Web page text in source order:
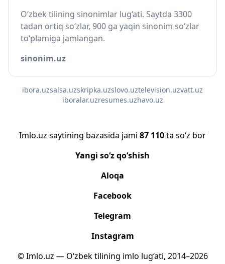
O‘zbek tilining sinonimlar lug‘ati. Saytda 3300
tadan ortiq so‘zlar, 900 ga yaqin sinonim so‘zlar
to‘plamiga jamlangan.
sinonim.uz
ibora.uzsalsa.uzskripka.uzslovo.uztelevision.uzvatt.uz
iboralar.uzresumes.uzhavo.uz
Imlo.uz saytining bazasida jami 87 110ta so‘z bor
Yangi so‘z qo‘shish
Aloqa
Facebook
Telegram
Instagram
© Imlo.uz — O‘zbek tilining imlo lug‘ati, 2014–2026